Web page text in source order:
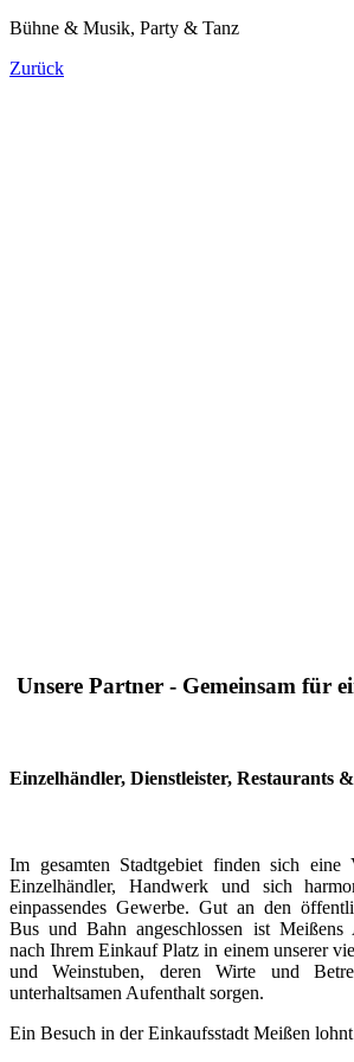
Bühne & Musik, Party & Tanz
Zurück
Unsere Partner - Gemeinsam für
Einzelhändler, Dienstleister, Restaurants
Im gesamten Stadtgebiet finden sich eine
Einzelhändler, Handwerk und sich
einpassendes Gewerbe. Gut an den
Bus und Bahn angeschlossen ist Meißens
nach Ihrem Einkauf Platz in einem unserer
und Weinstuben, deren Wirte und
unterhaltsamen Aufenthalt sorgen.
Ein Besuch in der Einkaufsstadt Meißen